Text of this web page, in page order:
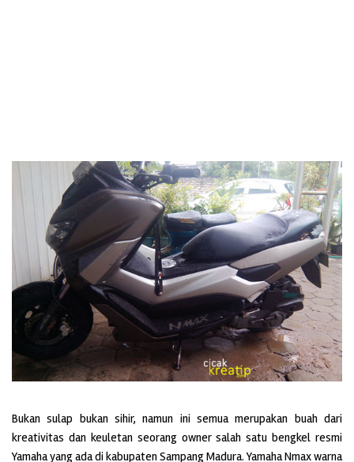
Bukan sulap bukan sihir, namun ini semua merupakan buah dari
kreativitas dan keuletan seorang owner salah satu bengkel resmi
Yamaha yang ada di kabupaten Sampang Madura. Yamaha Nmax warna